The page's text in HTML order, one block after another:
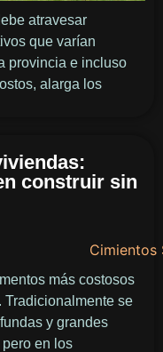
atravesar
que varían
provincia e incluso
alarga los
construir sin
más costosos
Tradicionalmente se
y grandes
en los